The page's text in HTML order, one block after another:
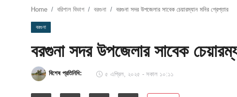
ডিসক্লেমার
Home বরিশাল বিভাগ বরগুনা বরগুনা সদর উপজেলার সাবেক চেয়ারম্যান মনির গ্রেপ্তার
বরগুনা
বরগুনা সদর উপজেলার সাবেক
বিশেষ প্রতিনিধি: ৫ এপ্রিল, ২০২৫ - সকাল ১০:১১